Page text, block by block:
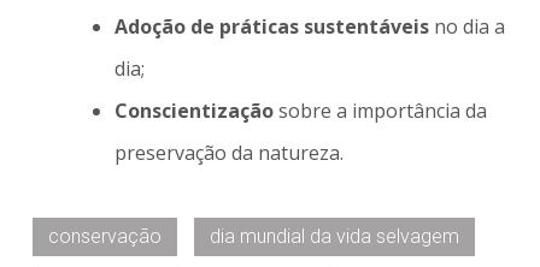
Adoção de práticas sustentáveis no dia a
dia;
Conscientizaçãosobre a importância da
preservação da natureza.
conservação dia mundial da vida selvagem